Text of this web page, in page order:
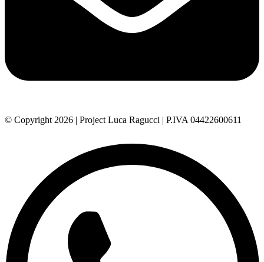
© Copyright 2026 | Project Luca Ragucci | P.IVA 04422600611